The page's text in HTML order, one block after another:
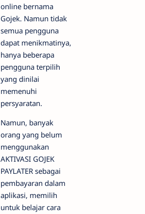
online bernama
Gojek. Namun tidak
semua pengguna
dapat menikmatinya,
hanya beberapa
pengguna terpilih
yang dinilai
memenuhi
persyaratan.
Namun, banyak
orang yang belum
menggunakan
AKTIVASI GOJEK
PAYLATER sebagai
pembayaran dalam
aplikasi, memilih
untuk belajar cara